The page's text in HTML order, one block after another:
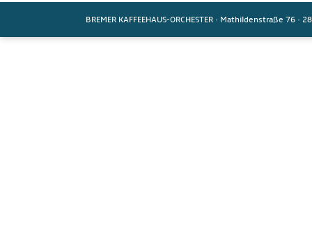
BREMER KAFFEEHAUS-ORCHESTER · Mathildenstraße 76 ·